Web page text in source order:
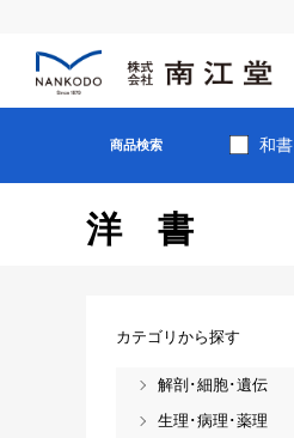
商品検索 和書
洋書
カテゴリから探す
解剖･細胞･遺伝
生理･病理･薬理